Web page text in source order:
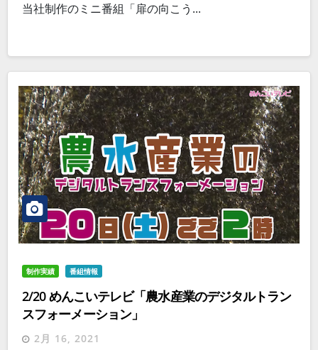
当社制作のミニ番組「扉の向こう...
制作実績 番組情報
2/20 めんこいテレビ「農水産業のデジタルトラン
スフォーメーション」
2月 16, 2021